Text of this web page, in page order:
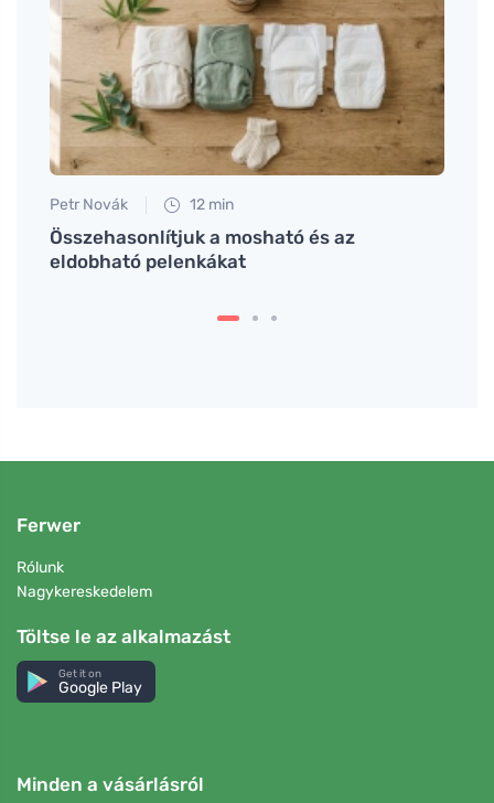
Petr Novák 12 min
Összehasonlítjuk a mosható és az
eldobható pelenkákat
Ferwer
Rólunk
Nagykereskedelem
Töltse le az alkalmazást
Get it on
Google Play
Minden a vásárlásról